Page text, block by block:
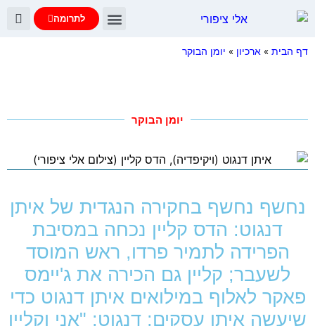
לתרומה
דף הבית » ארכיון » יומן הבוקר
יומן הבוקר
נחשף נחשף בחקירה הנגדית של איתן
דנגוט: הדס קליין נכחה במסיבת
הפרידה לתמיר פרדו, ראש המוסד
לשעבר; קליין גם הכירה את ג'יימס
פאקר לאלוף במילואים איתן דנגוט כדי
שיעשה איתו עסקים; דנגוט: "אני וקליין